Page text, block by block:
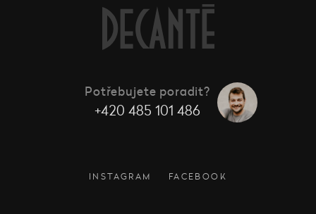
Potřebujete poradit?
+420 485 101 486
INSTAGRAM FACEBOOK